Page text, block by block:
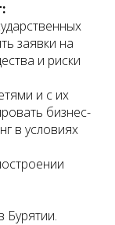
заявки на
и риски
и с их
бизнес-
в условиях
Бурятии.